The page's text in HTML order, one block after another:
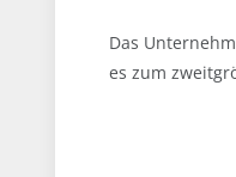
Das
es zum